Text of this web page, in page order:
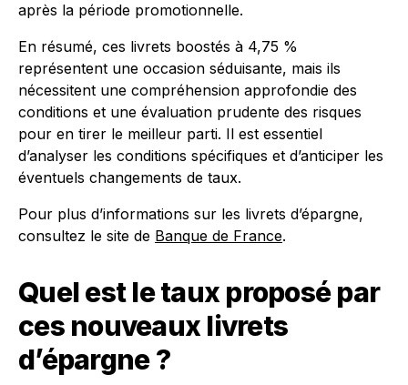
après la période promotionnelle.
En résumé, ces livrets boostés à 4,75 %
représentent une occasion séduisante, mais ils
nécessitent une compréhension approfondie des
conditions et une évaluation prudente des risques
pour en tirer le meilleur parti. Il est essentiel
d’analyser les conditions spécifiques et d’anticiper les
éventuels changements de taux.
Pour plus d’informations sur les livrets d’épargne,
consultez le site de Banque de France.
Quel est le taux proposé par
ces nouveaux livrets
d’épargne ?